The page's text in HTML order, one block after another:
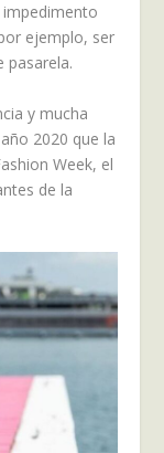
ejemplo, ser
pasarela.
y mucha
2020 que la
Week, el
de la